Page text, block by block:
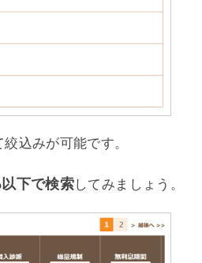
込みが可能です。
以下で検索してみましょう。